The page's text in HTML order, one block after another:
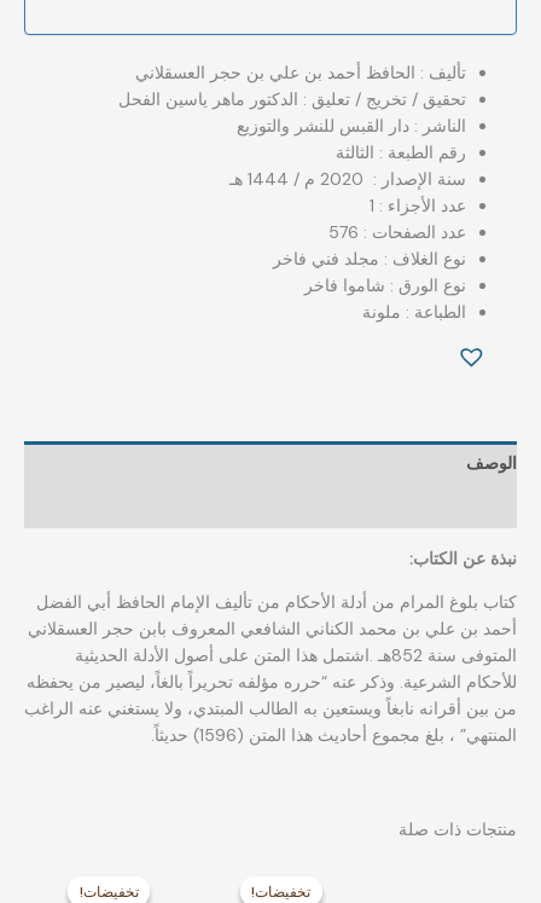
تأليف : الحافظ أحمد بن علي بن حجر العسقلاني
تحقيق / تخريج / تعليق : الدكتور ماهر ياسين الفحل
الناشر : دار القبس للنشر والتوزيع
رقم الطبعة : الثالثة
سنة الإصدار : 2020 م / 1444 هـ
عدد الأجزاء : 1
عدد الصفحات : 576
نوع الغلاف : مجلد فني فاخر
نوع الورق : شاموا فاخر
الطباعة : ملونة
الوصف
نبذة عن الكتاب:
كتاب بلوغ المرام من أدلة الأحكام من تأليف الإمام الحافظ أبي الفضل
أحمد بن علي بن محمد الكناني الشافعي المعروف بابن حجر العسقلاني
المتوفى سنة 852هـ .اشتمل هذا المتن على أصول الأدلة الحديثية
للأحكام الشرعية. وذكر عنه “حرره مؤلفه تحريراً بالغاً، ليصير من يحفظه
من بين أقرانه نابغاً ويستعين به الطالب المبتدي، ولا يستغني عنه الراغب
المنتهي” ، بلغ مجموع أحاديث هذا المتن (1596) حديثاً.
منتجات ذات صلة
تخفيضات!
تخفيضات!
الأصلي
تخفيضات!
تخفيضات!
الأصلي